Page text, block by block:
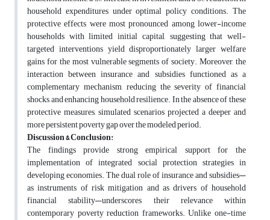
household expenditures under optimal policy conditions. The
protective effects were most pronounced among lower-income
households with limited initial capital, suggesting that well-
targeted interventions yield disproportionately larger welfare
gains for the most vulnerable segments of society. Moreover, the
interaction between insurance and subsidies functioned as a
complementary mechanism, reducing the severity of financial
shocks and enhancing household resilience. In the absence of these
protective measures, simulated scenarios projected a deeper and
more persistent poverty gap over the modeled period.
Discussion & Conclusion:
The findings provide strong empirical support for the
implementation of integrated social protection strategies in
developing economies. The dual role of insurance and subsidies—
as instruments of risk mitigation and as drivers of household
financial stability—underscores their relevance within
contemporary poverty reduction frameworks. Unlike one-time